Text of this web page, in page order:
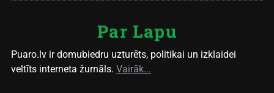
Par Lapu
Puaro.lv ir domubiedru uzturēts, politikai un izklaidei
veltīts interneta žurnāls. Vairāk...